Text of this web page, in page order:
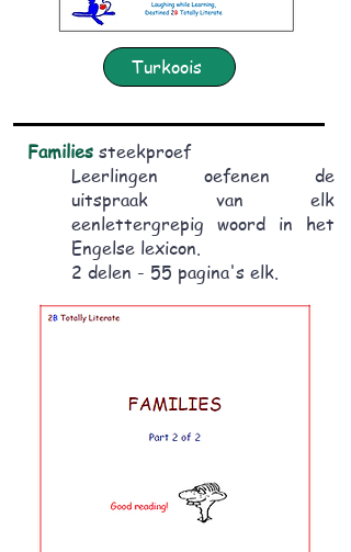
Turkoois
Families steekproef
Leerlingen oefenen de
uitspraak van elk
eenlettergrepig woord in het
Engelse lexicon.
2 delen - 55 pagina's elk.